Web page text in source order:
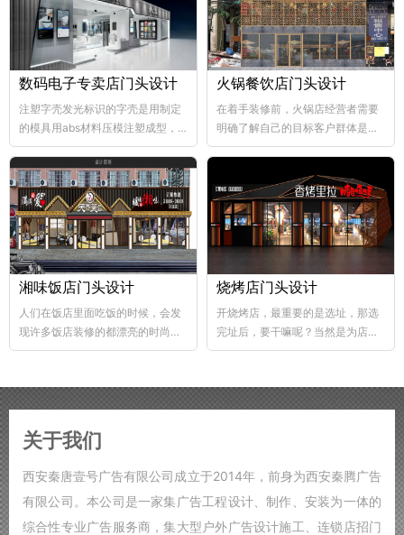
数码电子专卖店门头设计
注塑字壳发光标识的字壳是用制定
的模具用abs材料压模注塑成型，
abs韧性好、不易破碎...
火锅餐饮店门头设计
在着手装修前，火锅店经营者需要
明确了解自己的目标客户群体是哪
个层次，这样...
湘味饭店门头设计
人们在饭店里面吃饭的时候，会发
现许多饭店装修的都漂亮的时尚，
好的饭店装修，也能够...
烧烤店门头设计
开烧烤店，最重要的是选址，那选
完址后，要干嘛呢？当然是为店铺
装修了，要知道烧烤店的装修...
关于我们
西安秦唐壹号广告有限公司成立于2014年，前身为西安秦腾广告
有限公司。本公司是一家集广告工程设计、制作、安装为一体的
综合性专业广告服务商，集大型户外广告设计施工、连锁店招门